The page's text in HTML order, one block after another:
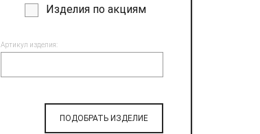
Изделия по акциям
Артикул изделия:
ПОДОБРАТЬ ИЗДЕЛИЕ